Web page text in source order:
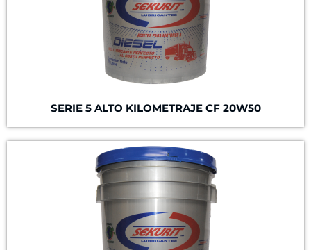
SERIE 5ALTO KILOMETRAJECF 20W50